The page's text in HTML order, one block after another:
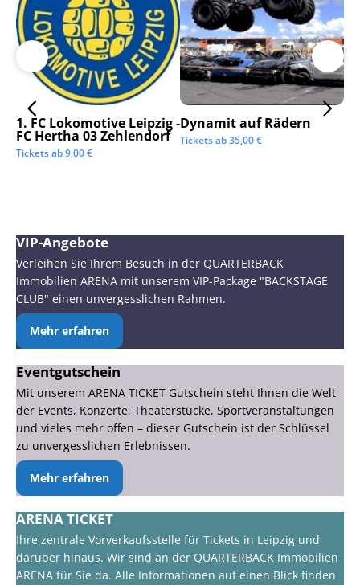
1. FC Lokomotive Leipzig -
FC Hertha 03 Zehlendorf
Tickets ab9,00€
Dynamit auf Rädern
Tickets ab35,00€
VIP-Angebote
Verleihen Sie Ihrem Besuch in der QUARTERBACK
Immobilien ARENA mit unserem VIP-Package "BACKSTAGE
CLUB" einen unvergesslichen Rahmen.
Mehr erfahren
Eventgutschein
Mit unserem ARENA TICKET Gutschein steht Ihnen die Welt
der Events, Konzerte, Theaterstücke, Sportveranstaltungen
und vieles mehr offen – dieser Gutschein ist der Schlüssel
zu unvergesslichen Erlebnissen.
Mehr erfahren
ARENA TICKET
Ihre zentrale Vorverkaufsstelle für Tickets in Leipzig und
darüber hinaus. Wir sind an der QUARTERBACK Immobilien
ARENA für Sie da. Alle Informationen auf einen Blick finden